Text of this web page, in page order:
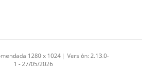
1280 x 1024 | Versión: 2.13.0-
1 - 27/05/2026